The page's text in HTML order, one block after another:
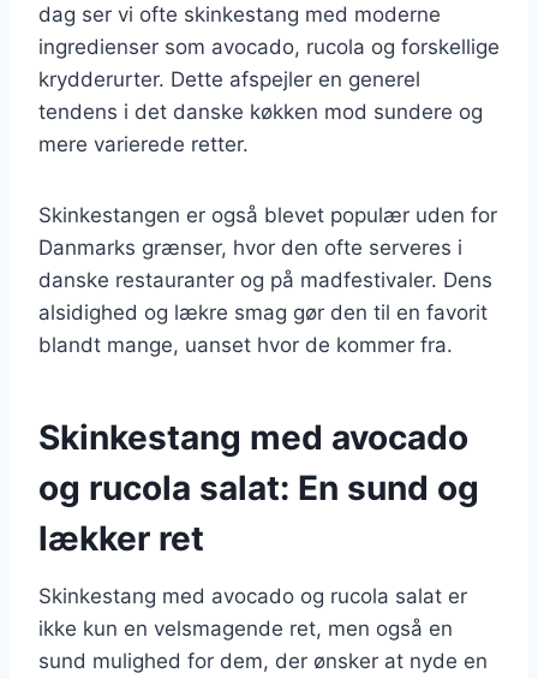
dag ser vi ofte skinkestang med moderne
ingredienser som avocado, rucola og forskellige
krydderurter. Dette afspejler en generel
tendens i det danske køkken mod sundere og
mere varierede retter.
Skinkestangen er også blevet populær uden for
Danmarks grænser, hvor den ofte serveres i
danske restauranter og på madfestivaler. Dens
alsidighed og lækre smag gør den til en favorit
blandt mange, uanset hvor de kommer fra.
Skinkestang med avocado
og rucola salat: En sund og
lækker ret
Skinkestang med avocado og rucola salat er
ikke kun en velsmagende ret, men også en
sund mulighed for dem, der ønsker at nyde en